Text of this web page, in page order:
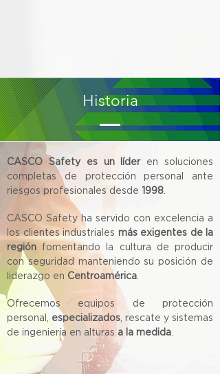
Historia
CASCO Safety es un líderen soluciones
completas de protección personal ante
riesgos profesionales desde 1998
CASCO Safety ha servido con excelencia a
los clientes industriales más exigentes de la
región fomentando la cultura de producir
con seguridad manteniendo su posición de
liderazgo en Centroamérica
Ofrecemos equipos de protección
personal, especializados , rescate y sistemas
de ingeniería en alturas a la medida